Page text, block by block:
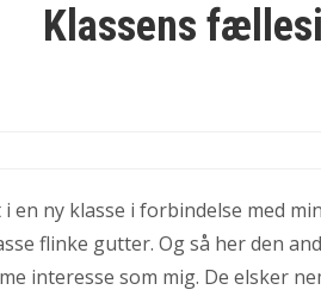
Klassens
en ny klasse i forbindelse med
flinke gutter. Og så her den
interesse som mig. De elsker